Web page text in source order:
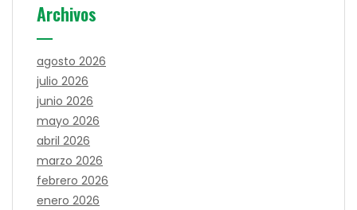
Archivos
agosto 2026
julio 2026
junio 2026
mayo 2026
abril 2026
marzo 2026
febrero 2026
enero 2026